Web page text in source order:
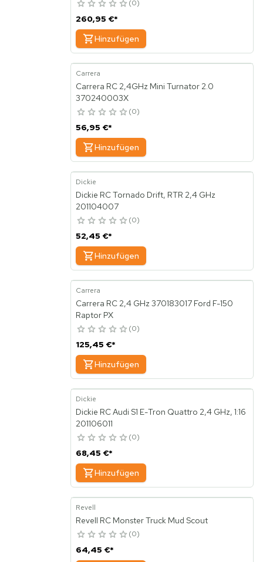
0
260,95 €*
Hinzufügen
Carrera
Carrera RC 2,4GHz Mini Turnator 2.0
370240003X
0
56,95 €*
Hinzufügen
Dickie
Dickie RC Tornado Drift, RTR 2,4 GHz
201104007
0
52,45 €*
Hinzufügen
Carrera
Carrera RC 2,4 GHz 370183017 Ford F-150
Raptor PX
0
125,45 €*
Hinzufügen
Dickie
Dickie RC Audi S1 E-Tron Quattro 2,4 GHz, 1:16
201106011
0
68,45 €*
Hinzufügen
Revell
Revell RC Monster Truck Mud Scout
0
64,45 €*